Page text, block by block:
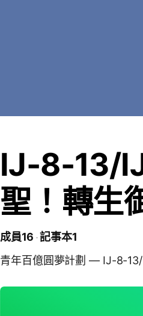
IJ-8-13/
聖！轉生
成員16 記事本1
青年百億圓夢計劃 — IJ-8-